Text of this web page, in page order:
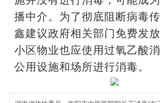
播中介。为了彻底阻断病毒
鑫建议政府相关部门免费发放
小区物业也应使用过氧乙酸
公用设施和场所进行消毒。